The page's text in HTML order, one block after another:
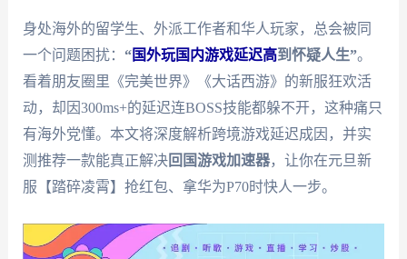
身处海外的留学生、外派工作者和华人玩家，总会被同
一个问题困扰： “国外玩国内游戏延迟高到怀疑人生”。
看着朋友圈里《完美世界》《大话西游》的新服狂欢活
动，却因300ms+的延迟连BOSS技能都躲不开，这种痛只
有海外党懂。本文将深度解析跨境游戏延迟成因，并实
测推荐一款能真正解决回国游戏加速器，让你在元旦新
服【踏碎凌霄】抢红包、拿华为P70时快人一步。